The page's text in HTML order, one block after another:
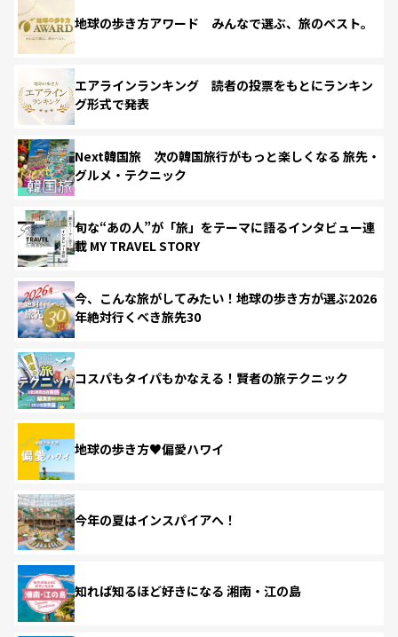
地球の歩き方アワード みんなで選ぶ、旅のベスト。
エアラインランキング 読者の投票をもとにランキン
グ形式で発表
Next韓国旅 次の韓国旅行がもっと楽しくなる 旅先・
グルメ・テクニック
旬な“あの人”が「旅」をテーマに語るインタビュー連
載 MY TRAVEL STORY
今、こんな旅がしてみたい！地球の歩き方が選ぶ2026
年絶対行くべき旅先30
コスパもタイパもかなえる！賢者の旅テクニック
地球の歩き方♥偏愛ハワイ
今年の夏はインスパイアへ！
知れば知るほど好きになる 湘南・江の島